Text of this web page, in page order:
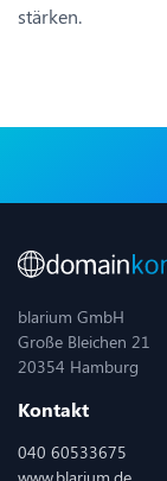
stärken.
blarium GmbH
Große Bleichen 21
20354 Hamburg
Kontakt
040 60533675